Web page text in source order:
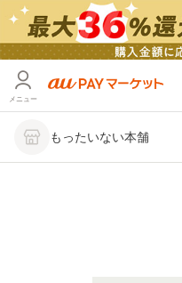
メニュー
もったいない本舗